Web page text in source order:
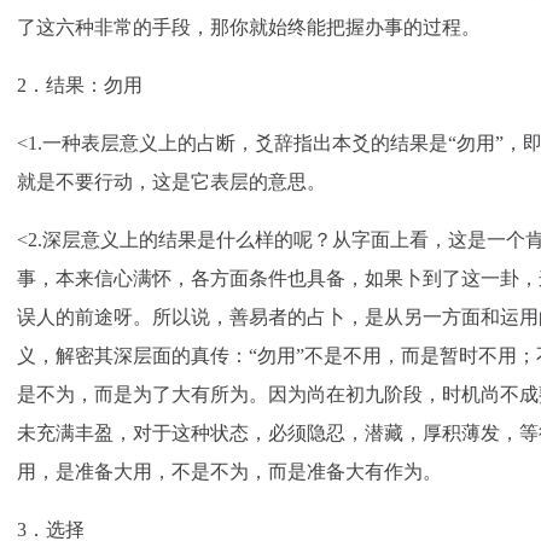
了这六种非常的手段，那你就始终能把握办事的过程。
2．结果：勿用
<1.一种表层意义上的占断，爻辞指出本爻的结果是“勿用”，
就是不要行动，这是它表层的意思。
<2.深层意义上的结果是什么样的呢？从字面上看，这是一个
事，本来信心满怀，各方面条件也具备，如果卜到了这一卦
误人的前途呀。所以说，善易者的占卜，是从另一方面和运
义，解密其深层面的真传：“勿用”不是不用，而是暂时不用
是不为，而是为了大有所为。因为尚在初九阶段，时机尚不
未充满丰盈，对于这种状态，必须隐忍，潜藏，厚积薄发，
用，是准备大用，不是不为，而是准备大有作为。
3．选择